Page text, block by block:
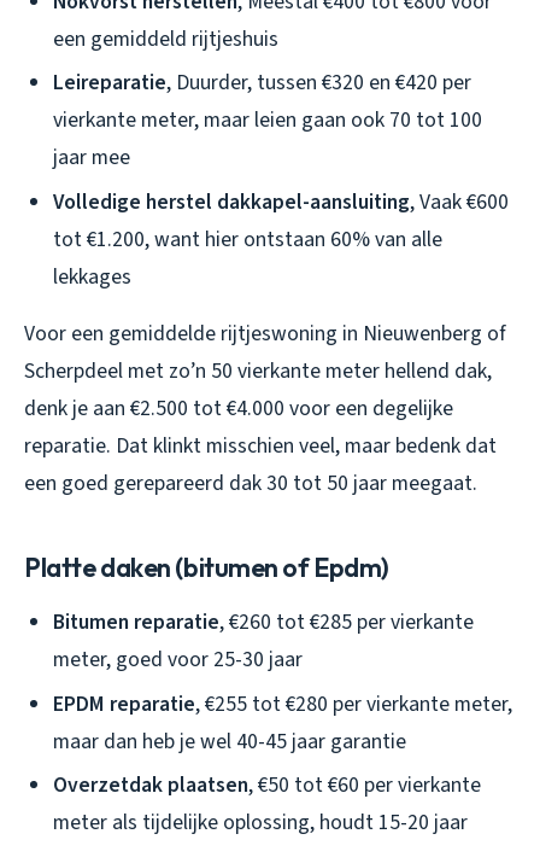
een gemiddeld rijtjeshuis
Leireparatie, Duurder, tussen €320 en €420 per
vierkante meter, maar leien gaan ook 70 tot 100
jaar mee
Volledige herstel dakkapel-aansluiting, Vaak €600
tot €1.200, want hier ontstaan 60% van alle
lekkages
Voor een gemiddelde rijtjeswoning in Nieuwenberg of
Scherpdeel met zo’n 50 vierkante meter hellend dak,
denk je aan €2.500 tot €4.000 voor een degelijke
reparatie. Dat klinkt misschien veel, maar bedenk dat
een goed gerepareerd dak 30 tot 50 jaar meegaat.
Platte daken (bitumen of Epdm)
Bitumen reparatie, €260 tot €285 per vierkante
meter, goed voor 25-30 jaar
EPDM reparatie, €255 tot €280 per vierkante meter,
maar dan heb je wel 40-45 jaar garantie
Overzetdak plaatsen, €50 tot €60 per vierkante
meter als tijdelijke oplossing, houdt 15-20 jaar